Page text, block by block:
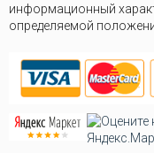
информационный
определяемой